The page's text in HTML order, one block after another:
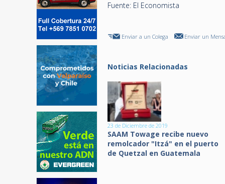
Fuente: El Economista
Enviar a un Colega Enviar un
Noticias Relacionadas
23 de Diciembre de 2019
SAAM Towage recibe nuevo
remolcador "Itzá" en el puerto
de Quetzal en Guatemala